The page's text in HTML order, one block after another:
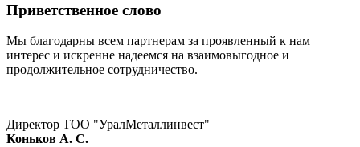
Приветственное слово
Мы благодарны всем партнерам за проявленный к нам
интерес и искренне надеемся на взаимовыгодное и
продолжительное сотрудничество.
Директор ТОО "УралМеталлинвест"
Коньков А. С.